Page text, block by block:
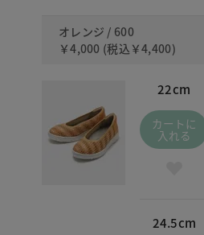
オレンジ / 600
￥4,000 (税込 ￥4,400)
22cm
カートに
入れる
24.5cm